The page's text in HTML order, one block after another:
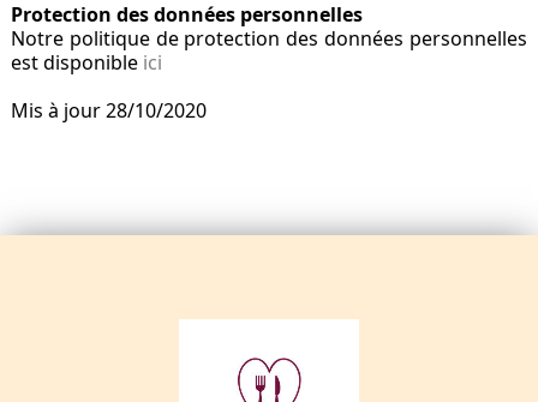
Protection des données personnelles
Notre politique de protection des données personnelles
est disponible ici
Mis à jour 28/10/2020